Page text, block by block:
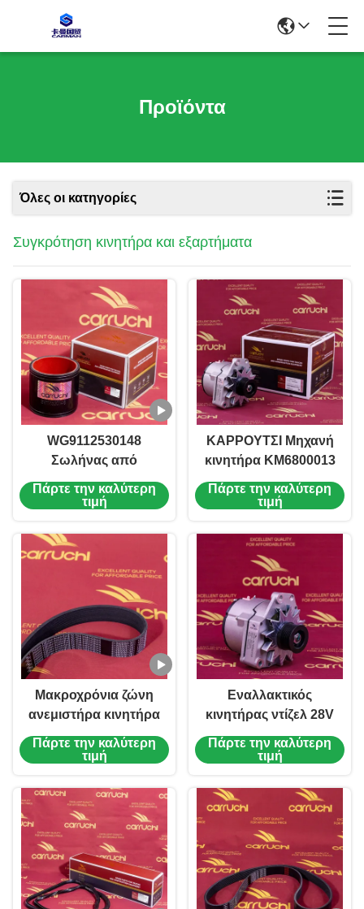
Προϊόντα
Όλες οι κατηγορίες
Συγκρότηση κινητήρα και εξαρτήματα
WG9112530148
Σωλήνας από
καουτσούκ κινητήρα
99112530148 Για
θερμότητα
Πάρτε την καλύτερη
τιμή
ΚΑΡΡΟΥΤΣΙ Μηχανή
κινητήρα KM6800013
612600091078 Για
Jiefang J6
Πάρτε την καλύτερη
τιμή
Μακροχρόνια ζώνη
ανεμιστήρα κινητήρα
προσαρμοσμένη
612600061752
Πάρτε την καλύτερη
τιμή
Εναλλακτικός
κινητήρας ντίζελ 28V
70A 8PK KM6700024
612600091115
διάβρωση
Πάρτε την καλύτερη
τιμή